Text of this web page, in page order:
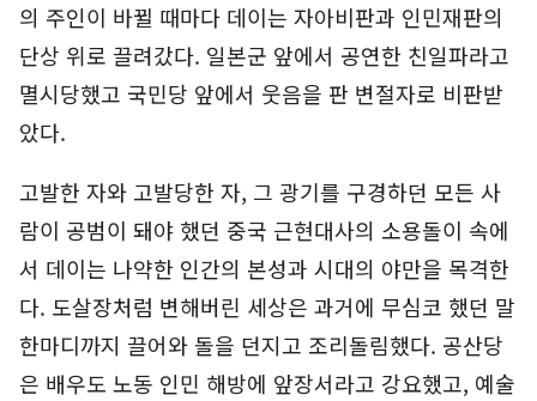
의 주인이 바뀔 때마다 데이는 자아비판과 인민재판의
단상 위로 끌려갔다. 일본군 앞에서 공연한 친일파라고
멸시당했고 국민당 앞에서 웃음을 판 변절자로 비판받
았다.
고발한 자와 고발당한 자, 그 광기를 구경하던 모든 사
람이 공범이 돼야 했던 중국 근현대사의 소용돌이 속에
서 데이는 나약한 인간의 본성과 시대의 야만을 목격한
다. 도살장처럼 변해버린 세상은 과거에 무심코 했던 말
한마디까지 끌어와 돌을 던지고 조리돌림했다. 공산당
은 배우도 노동 인민 해방에 앞장서라고 강요했고, 예술